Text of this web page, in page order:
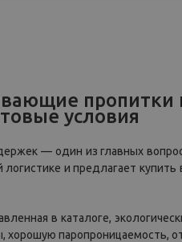
пропитки
условия
— один из главных
логистике и предлагает
в каталоге,
хорошую паропроницаемость,